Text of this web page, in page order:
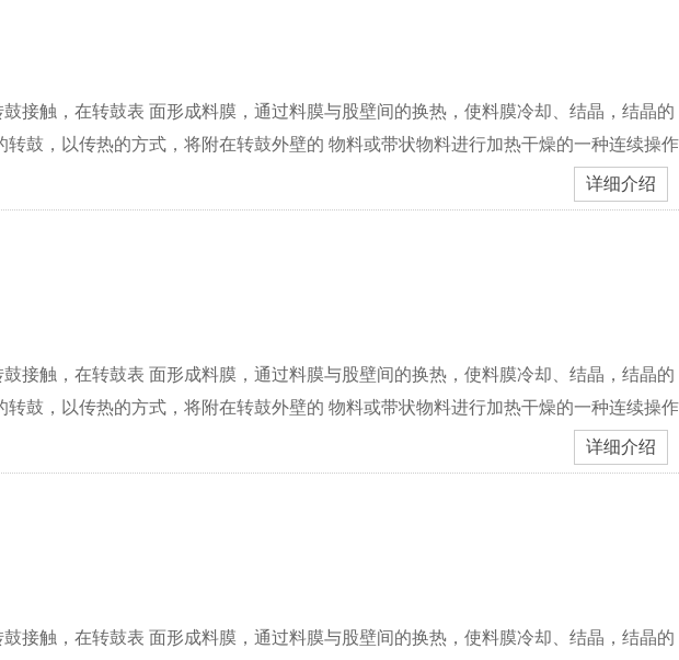
接触，在转鼓表 面形成料膜，通过料膜与股壁间的换热，使料膜冷却、结晶，结晶的
鼓，以传热的方式，将附在转鼓外壁的 物料或带状物料进行加热干燥的一种连续操作
详细介绍
接触，在转鼓表 面形成料膜，通过料膜与股壁间的换热，使料膜冷却、结晶，结晶的
鼓，以传热的方式，将附在转鼓外壁的 物料或带状物料进行加热干燥的一种连续操作
详细介绍
接触，在转鼓表 面形成料膜，通过料膜与股壁间的换热，使料膜冷却、结晶，结晶的